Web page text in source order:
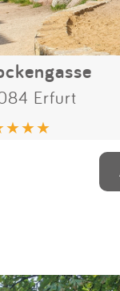
Erfurt